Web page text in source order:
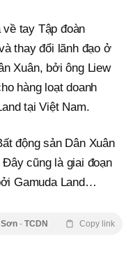
tay Tập đoàn
thay đổi lãnh đạo ở
Xuân, bởi ông Liew
hàng loạt doanh
tại Việt Nam.
động sản Dân Xuân
cũng là giai đoạn
Gamuda Land…
- TCDN Copy link